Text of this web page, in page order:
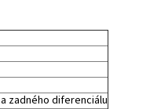
zadného diferenciálu